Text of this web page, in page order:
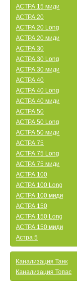
АСТРА 15 миди
АСТРА 20
АСТРА 20 Long
АСТРА 20 миди
АСТРА 30
АСТРА 30 Long
АСТРА 30 миди
АСТРА 40
АСТРА 40 Long
АСТРА 40 миди
АСТРА 50
АСТРА 50 Long
АСТРА 50 миди
АСТРА 75
АСТРА 75 Long
АСТРА 75 миди
АСТРА 100
АСТРА 100 Long
АСТРА 100 миди
АСТРА 150
АСТРА 150 Long
АСТРА 150 миди
Астра 5
Канализация Танк
Канализация Топас